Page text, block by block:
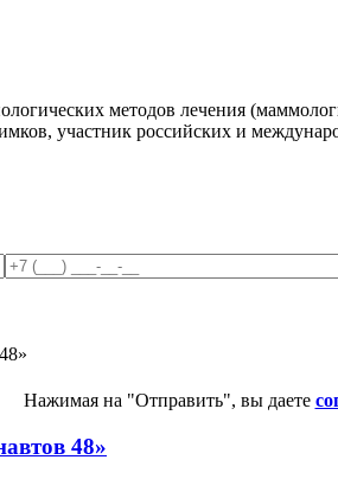
методов лечения
участник российских и
Нажимая на "Отправить", вы даете
48»